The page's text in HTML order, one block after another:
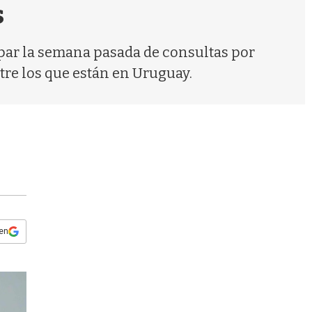
la semana pasada de consultas por
los que están en Uruguay.